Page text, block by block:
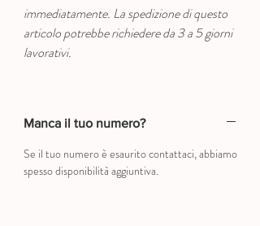
immediatamente. La spedizione di questo
articolo potrebbe richiedere da 3 a 5 giorni
lavorativi.
Manca il tuo numero?
Se il tuo numero è esaurito contattaci, abbiamo
spesso disponibilità aggiuntiva.